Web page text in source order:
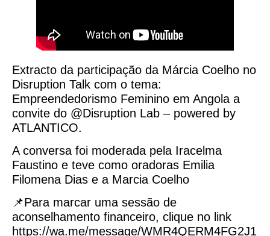
Extracto da participação da Márcia Coelho no
Disruption Talk com o tema:
Empreendedorismo Feminino em Angola a
convite do @Disruption Lab – powered by
ATLANTICO.
A conversa foi moderada pela Iracelma
Faustino e teve como oradoras Emilia
Filomena Dias e a Marcia Coelho
📌Para marcar uma sessão de
aconselhamento financeiro, clique no link
https://wa.me/message/WMR4QERM4FG2J1